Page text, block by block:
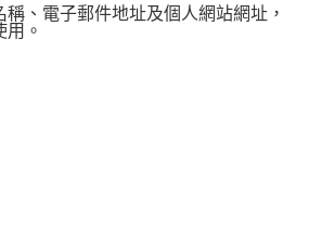
稱、電子郵件地址及個人網站網址，
。